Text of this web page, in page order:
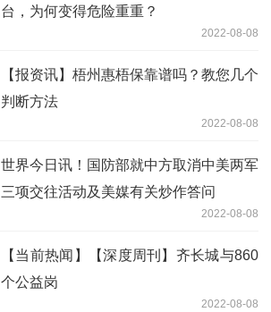
台，为何变得危险重重？
2022-08-08
【报资讯】梧州惠梧保靠谱吗？教您几个
判断方法
2022-08-08
世界今日讯！国防部就中方取消中美两军
三项交往活动及美媒有关炒作答问
2022-08-08
【当前热闻】【深度周刊】齐长城与860
个公益岗
2022-08-08